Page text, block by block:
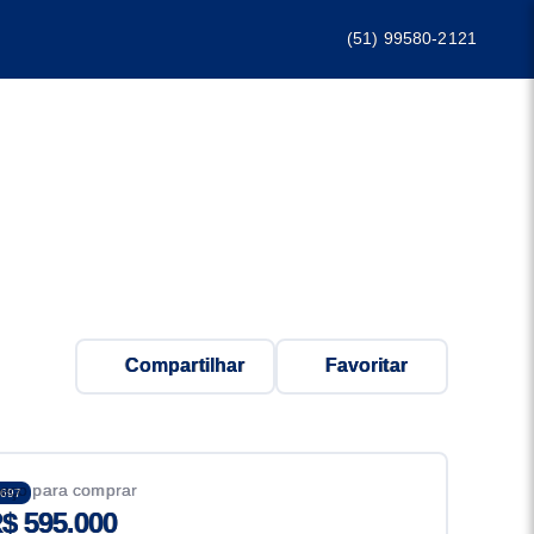
(51) 99580-2121
Compartilhar Favoritar
para comprar
595.000